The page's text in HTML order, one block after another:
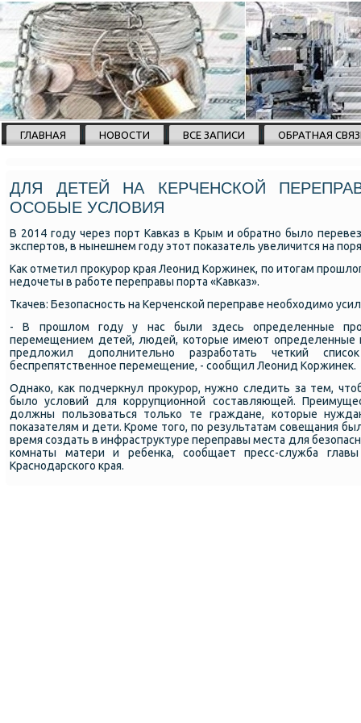
ГЛАВНАЯ НОВОСТИ ВСЕ ЗАПИСИ ОБРАТНАЯ
ДЛЯ ДЕТЕЙ НА КЕРЧЕНСКОЙ
ОСОБЫЕ УСЛОВИЯ
В 2014 году через порт Кавказ в Крым и обратно было
экспертов, в нынешнем году этот показатель увеличится на
Как отметил прокурор края Леонид Коржинек, по итогам
недочеты в работе переправы порта «Кавказ».
Ткачев: Безопасность на Керченской переправе необходимо
- В прошлом году у нас были здесь определенные
перемещением детей, людей, которые имеют определенные
предложил дополнительно разработать четкий
беспрепятственное перемещение, - сообщил Леонид Коржинек.
Однако, как подчеркнул прокурор, нужно следить за тем,
было условий для коррупционной составляющей.
должны пользоваться только те граждане, которые
показателям и дети. Кроме того, по результатам совещания
время создать в инфраструктуре переправы места для
комнаты матери и ребенка, сообщает пресс-служба главы
Краснодарского края.